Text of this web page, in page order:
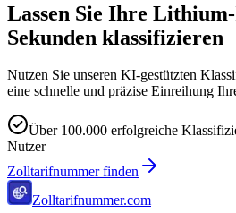
Lassen Sie Ihre
Sekunden klassifizieren
Nutzen Sie unseren KI-gestützten
eine schnelle und präzise Einreihung
Über 100.000 erfolgreiche
Nutzer
Zolltarifnummer finden
Zolltarifnummer.com